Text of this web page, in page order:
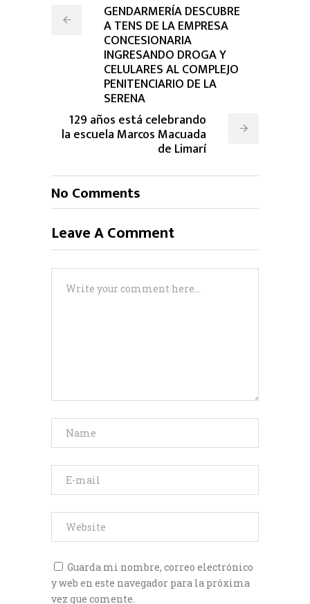
GENDARMERÍA DESCUBRE
A TENS DE LA EMPRESA
CONCESIONARIA
INGRESANDO DROGA Y
CELULARES AL COMPLEJO
PENITENCIARIO DE LA
SERENA
129 años está celebrando
la escuela Marcos Macuada
de Limarí
No Comments
Leave A Comment
Guarda mi nombre, correo electrónico
y web en este navegador para la próxima
vez que comente.